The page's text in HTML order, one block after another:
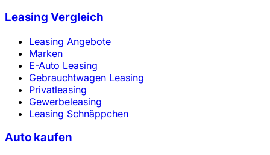
Leasing Vergleich
Leasing Angebote
Marken
E-Auto Leasing
Gebrauchtwagen Leasing
Privatleasing
Gewerbeleasing
Leasing Schnäppchen
Auto kaufen